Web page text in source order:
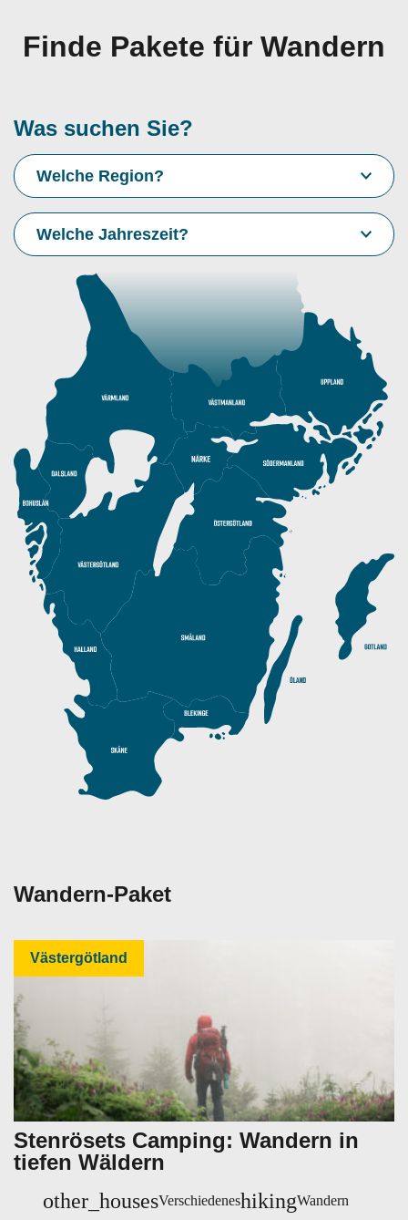
Finde Pakete für Wandern
Was suchen Sie?
Welche Region?
Welche Jahreszeit?
Wandern-Paket
Västergötland
Stenrösets Camping: Wandern in
tiefen Wäldern
other_housesVerschiedeneshikingWandern